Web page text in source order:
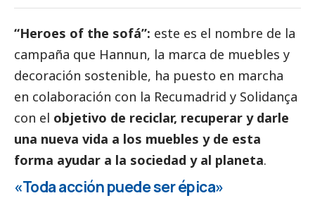
“Heroes of the sofá”: este es el nombre de la
campaña que Hannun, la marca de muebles y
decoración sostenible, ha puesto en marcha
en colaboración con la Recumadrid y Solidança
con el objetivo de reciclar, recuperar y darle
una nueva vida a los muebles y de esta
forma ayudar a la sociedad y al planeta.
«Toda acción puede ser épica»